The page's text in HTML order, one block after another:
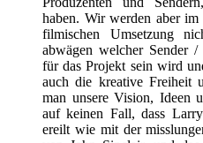
haben. Wir werden aber im
filmischen Umsetzung
abwägen welcher Sender /
für das Projekt sein wird
auch die kreative Freiheit
man unsere Vision, Ideen
auf keinen Fall, dass
ereilt wie mit der